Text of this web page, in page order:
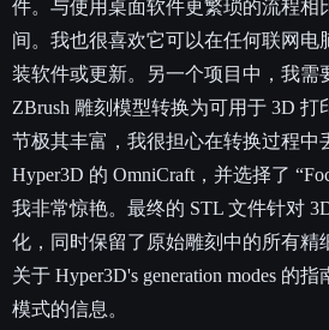
件。与使用桌面软件更繁琐的流程相
间。我也很喜欢它可以在任何联网电
装软件或更新。另一个项目中，我需
ZBrush 雕刻模型转换为可用于 3D 打
节极其丰富，我很担心在转换过程中
Hyper3D 的 OmniCraft，并选择了
我非常惊艳。最终的 STL 文件针对
化，同时保留了原始雕刻中的所有精
关于 Hyper3D's generation modes 的
模式的信息。